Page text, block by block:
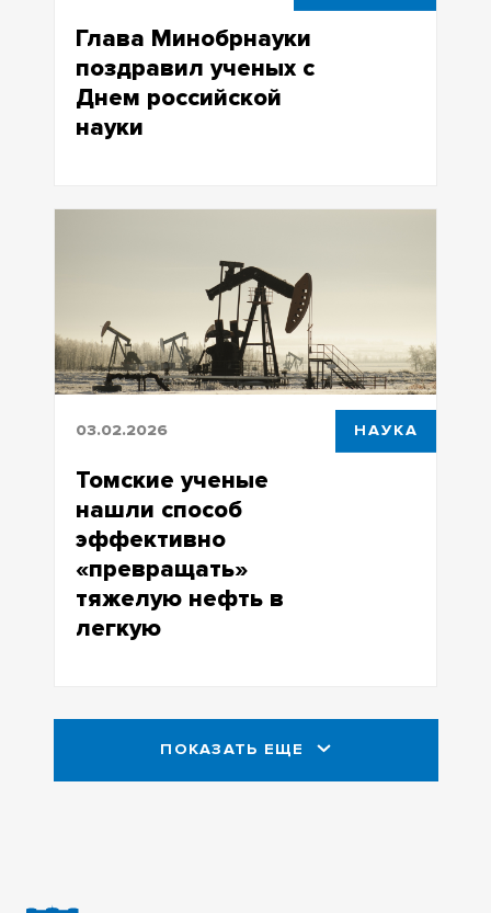
Глава Минобрнауки
поздравил ученых с
Днем российской
науки
силой технологического развития
03.02.2026 НАУКА
Томские ученые
нашли способ
эффективно
«превращать»
тяжелую нефть в
легкую
ПОКАЗАТЬ ЕЩЕ